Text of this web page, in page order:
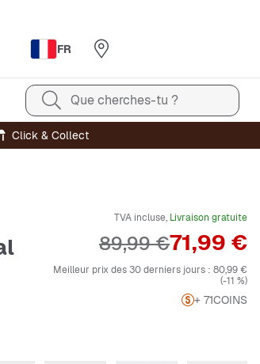
FR
Que cherches-tu ?
Click & Collect
TVA incluse, Livraison gratuite
Prix
71,99 €
Prix original
89,99 €
Meilleur prix des 30 derniers jours : 80,99 €
(-11 %)
+ 71COINS